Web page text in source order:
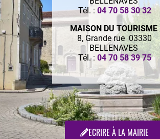
Tél. : 04 70 58 30 32
MAISON DU TOURISME
8, Grande rue 03330
BELLENAVES
Tél. : 04 70 58 39 75
ECRIRE À LA MAIRIE